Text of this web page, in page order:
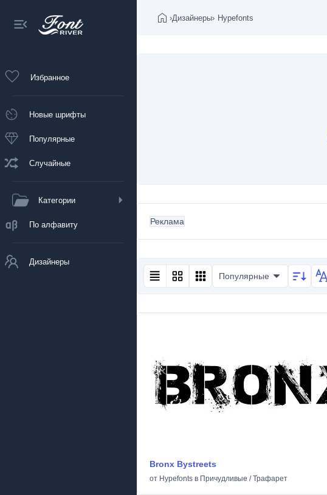
Избранное
Новые шрифты
Популярные
Случайные
Категории
По алфавиту
Дизайнеры
›Дизайнеры› Hypefonts
Реклама
Популярные
Bronx Bystreets
от Hypefonts в Причудливые /Трафарет